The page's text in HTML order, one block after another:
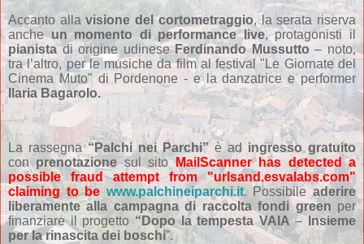
Accanto allavisione del cortometraggio, la serata riserva
anche un momento di performance live, protagonisti il
pianistadi origine udineseFerdinando Mussutto– noto,
tra l’altro, per le musiche da film al festival "Le Giornate del
Cinema Muto" di Pordenone - e la danzatrice e performer
Ilaria Bagarolo.
La rassegna“Palchi nei Parchi”è adingresso gratuito
conprenotazionesul sitoMailScanner has detected a
possible fraud attempt from "urlsand.esvalabs.com"
claiming to bewww.palchineiparchi.it. Possibileaderire
liberamente alla campagna di raccolta fondi green per
finanziare il progetto“Dopo la tempesta VAIA– Insieme
per la rinascita dei boschi”.